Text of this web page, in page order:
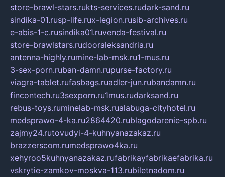
store-brawl-stars.rukts-services.rudark-sand.ru
sindika-01.rusp-life.rux-legion.rusib-archives.ru
e-abis-1-c.rusindika01.ruvenda-festival.ru
store-brawlstars.rudooraleksandria.ru
antenna-highly.rumine-lab-msk.ru1-mus.ru
3-sex-porn.ruban-damn.rupurse-factory.ru
viagra-tablet.rufasbags.ruadler-jun.rubandamn.ru
fincontech.ru3sexporn.ru1mus.rudarksand.ru
rebus-toys.ruminelab-msk.rualabuga-cityhotel.ru
medsprawo-4-ka.ru2864420.rublagodarenie-spb.ru
zajmy24.rutovudyi-4-kuhnyanazakaz.ru
brazzerscom.rumedsprawo4ka.ru
xehyroo5kuhnyanazakaz.rufabrikayfabrikaefabrika.ru
vskrytie-zamkov-moskva-113.rubiletnadom.ru